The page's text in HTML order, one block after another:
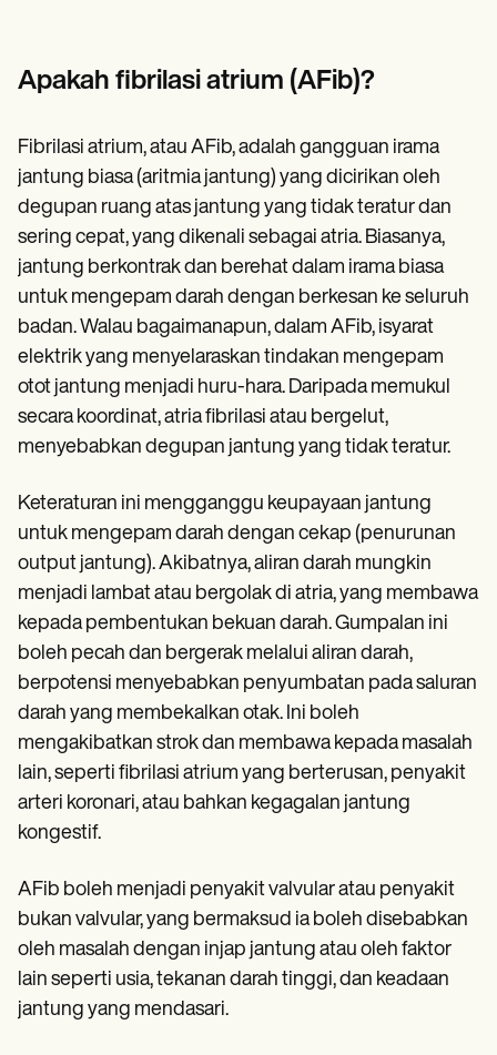
Training Hub
Webinars
Pricing
Why Carepatron?
Login
Get started
Apakah fibrilasi atrium (AFib)?
Fibrilasi atrium, atau AFib, adalah gangguan irama
jantung biasa (aritmia jantung) yang dicirikan oleh
degupan ruang atas jantung yang tidak teratur dan
sering cepat, yang dikenali sebagai atria. Biasanya,
jantung berkontrak dan berehat dalam irama biasa
untuk mengepam darah dengan berkesan ke seluruh
badan. Walau bagaimanapun, dalam AFib, isyarat
elektrik yang menyelaraskan tindakan mengepam
otot jantung menjadi huru-hara. Daripada memukul
secara koordinat, atria fibrilasi atau bergelut,
menyebabkan degupan jantung yang tidak teratur.
Keteraturan ini mengganggu keupayaan jantung
untuk mengepam darah dengan cekap (penurunan
output jantung). Akibatnya, aliran darah mungkin
menjadi lambat atau bergolak di atria, yang membawa
kepada pembentukan bekuan darah. Gumpalan ini
boleh pecah dan bergerak melalui aliran darah,
berpotensi menyebabkan penyumbatan pada saluran
darah yang membekalkan otak. Ini boleh
mengakibatkan strok dan membawa kepada masalah
lain, seperti fibrilasi atrium yang berterusan, penyakit
arteri koronari, atau bahkan kegagalan jantung
kongestif.
AFib boleh menjadi penyakit valvular atau penyakit
bukan valvular, yang bermaksud ia boleh disebabkan
oleh masalah dengan injap jantung atau oleh faktor
lain seperti usia, tekanan darah tinggi, dan keadaan
jantung yang mendasari.